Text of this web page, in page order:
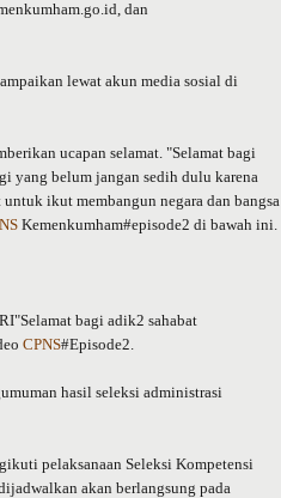
dan
lewat akun media sosial di
ucapan selamat. "Selamat bagi
yang belum jangan sedih dulu karena
ikut membangun negara dan bangsa
Kemenkumham#episode2 di bawah ini.
bagi adik2 sahabat
CPNS#Episode2.
hasil seleksi administrasi
pelaksanaan Seleksi Kompetensi
akan berlangsung pada